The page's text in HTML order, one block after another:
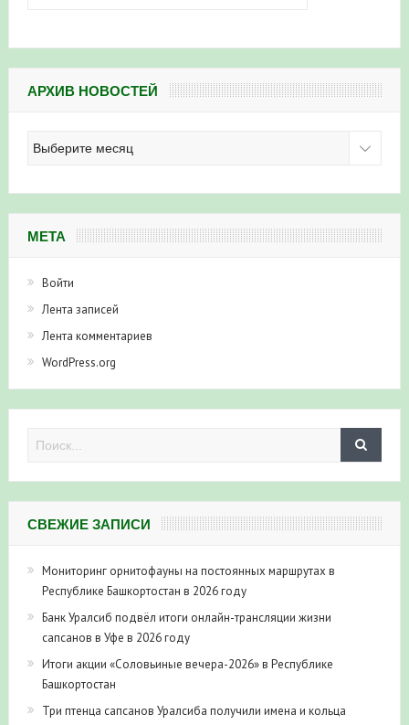
АРХИВ НОВОСТЕЙ
новостей
МЕТА
Войти
Лента записей
Лента комментариев
WordPress.org
СВЕЖИЕ ЗАПИСИ
Мониторинг орнитофауны на постоянных маршрутах в
Республике Башкортостан в 2026 году
Банк Уралсиб подвёл итоги онлайн-трансляции жизни
сапсанов в Уфе в 2026 году
Итоги акции «Соловьиные вечера-2026» в Республике
Башкортостан
Три птенца сапсанов Уралсиба получили имена и кольца